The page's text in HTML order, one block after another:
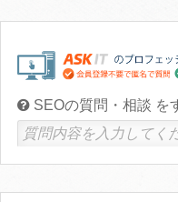
SEOの質問・相談 を